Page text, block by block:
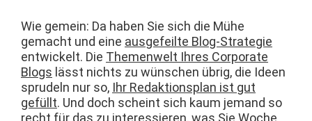
Wie gemein: Da haben Sie sich die Mühe
gemacht und eine aus­ge­feilte Blog-Strate­gie
entwick­elt. Die The­men­welt Ihres Cor­po­rate
Blogs lässt nichts zu wün­schen übrig, die Ideen
sprudeln nur so, Ihr Redak­tion­s­plan ist gut
gefüllt. Und doch scheint sich kaum jemand so